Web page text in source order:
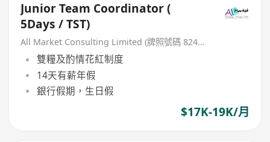
Junior Team Coordinator (
5Days / TST)
All Market Consulting Limited (牌照號碼 82468 -26-27年)
雙糧及酌情花紅制度
14天有薪年假
銀行假期，生日假
$17K-19K/月